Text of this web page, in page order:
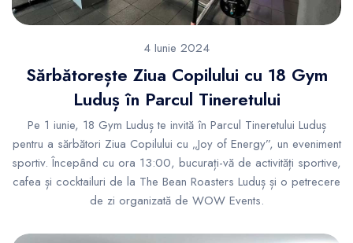
4 Iunie 2024
Sărbătorește Ziua Copilului cu 18 Gym
Luduș în Parcul Tineretului
Pe 1 iunie, 18 Gym Luduș te invită în Parcul Tineretului Luduș
pentru a sărbători Ziua Copilului cu „Joy of Energy”, un eveniment
sportiv. Începând cu ora 13:00, bucurați-vă de activități sportive,
cafea și cocktailuri de la The Bean Roasters Luduș și o petrecere
de zi organizată de WOW Events.